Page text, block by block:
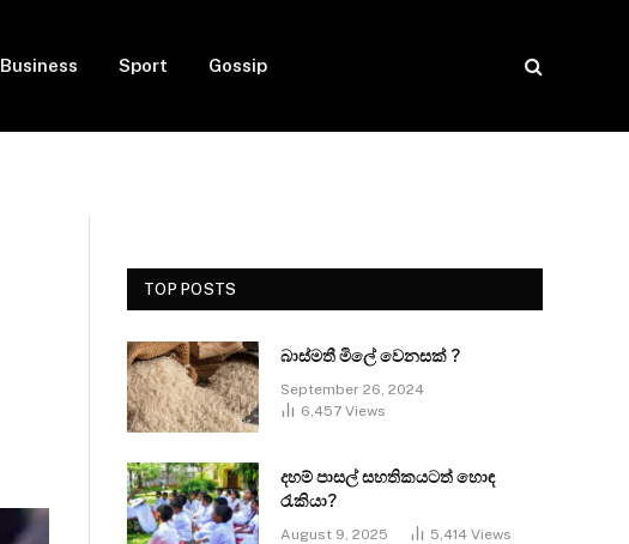
Business Sport Gossip
TOP POSTS
බාස්මතී මිලේ වෙනසක් ?
September 26, 2024
6,457 Views
දහම් පාසල් සහතිකයටත් හොඳ
රැකියා?
August 9, 2025 5,414 Views